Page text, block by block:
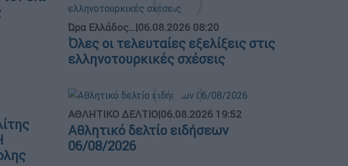
Ώρα Ελλάδος...|06.08.2026 08:20
Όλες οι τελευταίες εξελίξεις στις
ελληνοτουρκικές σχέσεις
ΑΘΛΗΤΙΚΟ ΔΕΛΤΙΟ|06.08.2026 19:52
Αθλητικό δελτίο ειδήσεων
06/08/2026